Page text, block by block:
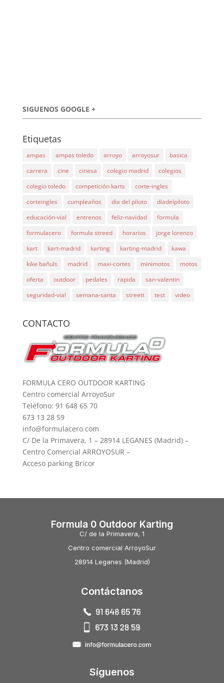
SIGUENOS GOOGLE +
Etiquetas
ampas ampas toledo arroyo arroyosur
basica
carrera
cine cinesa colegio madrid
colegios
colegio toledo
competición karts
corte-ingles
corteingles
cumpleaños dia del piloto
diadelpiloto
educación-vial
entrenos feliz-navidad
formula
formulacero
formula streed horarios
jorge lorenzo
kart
kart-madrid karting karting-madrid
kawa
kike bañuls
madrid maxi-cortes minimotos
motos
oferta
outdoor pedales rapida
san-valentin
seguridad-vial
semana-santa streett test video
CONTACTO
FORMULA CERO OUTDOOR KARTING
Centro comercial ArroyoSur
Teléfono: 91 648 65 70
673 13 28 59
info@formulacero.com
C/ De la Primavera, 1 – 28914 LEGANES (Madrid) –
Centro Comercial ARROYOSUR –
Acceso parking Bricor
Formula 0 Outdoor Karting
C/ de la Primavera, 1
Centro comercial ArroyoSur
28914 Leganes (Madrid)
Contáctanos
Síguenos